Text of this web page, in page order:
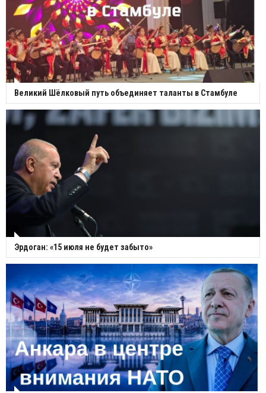
Великий Шёлковый путь объединяет таланты в Стамбуле
Эрдоган: «15 июля не будет забыто»